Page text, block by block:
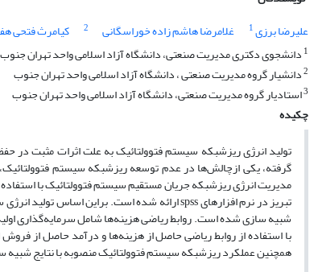
علیرضا برزی1 غلامرضا هاشم زاده خوراسگانی 2 کیامرث فتحی
1 دانشجوی دکتری مدیریت صنعتی، دانشگاه آزاد اسلامی واحد تهران جنوب
2دانشیار گروه مدیریت صنعتی ، دانشگاه آزاد اسلامی واحد تهران جنوب
3استادیار گروه مدیریت صنعتی، دانشگاه آزاد اسلامی واحد تهران جنوب
چکیده
تولید انرژی ریزشبکه سیستم فتوولتائیک به علت اثرات مثبت
گرفته، یکی ازچالش‌ها در عدم توسعه ریزشبکه سیستم
مدیریت انرژی ریزشبکه جریان مستقیم سیستم فتوولتائیک با
شبیه سازی شده است. روابط ریاضی هزینه‌ها شامل سرمایه‌گذاری
با استفاده از روابط ریاضی حاصل از هزینه‌ها و درآمد حاصل از
همچنین عملکرد ریزشبکه سیستم فتوولتائیک منصوبه با نتایج